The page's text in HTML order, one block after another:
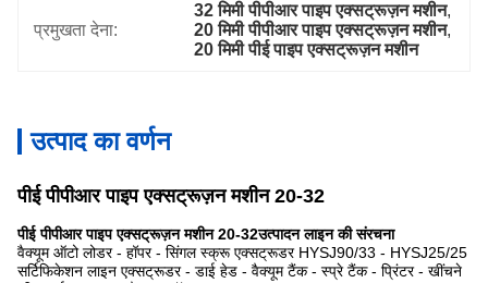
प्रमुखता देना:
32 मिमी पीपीआर पाइप एक्सट्रूज़न मशीन
20 मिमी पीपीआर पाइप एक्सट्रूज़न मशीन
20 मिमी पीई पाइप एक्सट्रूज़न मशीन
उत्पाद का वर्णन
पीई पीपीआर पाइप एक्सट्रूज़न मशीन 20-32
पीई पीपीआर पाइप एक्सट्रूज़न मशीन 20-32उत्पादन लाइन की संरचना
वैक्यूम ऑटो लोडर - हॉपर - सिंगल स्क्रू एक्सट्रूडर HYSJ90/33 - HYSJ25/25
सर्टिफिकेशन लाइन एक्सट्रूडर - डाई हेड - वैक्यूम टैंक - स्प्रे टैंक - प्रिंटर - खींचने